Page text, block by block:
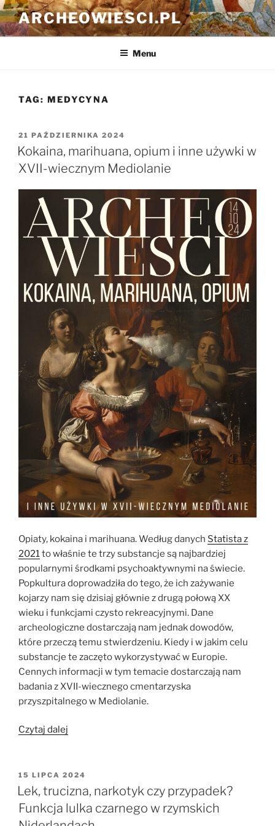
Przejdź
do
treści
ARCHEOWIESCI.PL
Menu
TAG: MEDYCYNA
OPUBLIKOWANE
W
21 PAŹDZIERNIKA 2024
Kokaina, marihuana, opium i inne używki w
XVII-wiecznym Mediolanie
Opiaty, kokaina i marihuana. Według danych Statista z
2021to właśnie te trzy substancje są najbardziej
popularnymi środkami psychoaktywnymi na świecie.
Popkultura doprowadziła do tego, że ich zażywanie
kojarzy nam się dzisiaj głównie z drugą połową XX
wieku i funkcjami czysto rekreacyjnymi. Dane
archeologiczne dostarczają nam jednak dowodów,
które przeczą temu stwierdzeniu. Kiedy i w jakim celu
substancje te zaczęto wykorzystywać w Europie.
Cennych informacji w tym temacie dostarczają nam
badania z XVII-wiecznego cmentarzyska
przyszpitalnego w Mediolanie.
Czytaj dalej
i
inne
używki
OPUBLIKOWANE
W
15 LIPCA 2024
Lek, trucizna, narkotyk czy przypadek?
Funkcja lulka czarnego w rzymskich